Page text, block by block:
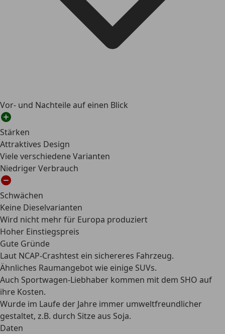
Vor- und Nachteile auf einen Blick
Stärken
Attraktives Design
Viele verschiedene Varianten
Niedriger Verbrauch
Schwächen
Keine Dieselvarianten
Wird nicht mehr für Europa produziert
Hoher Einstiegspreis
Gute Gründe
Laut NCAP-Crashtest ein sichereres Fahrzeug.
Ähnliches Raumangebot wie einige SUVs.
Auch Sportwagen-Liebhaber kommen mit dem SHO auf
ihre Kosten.
Wurde im Laufe der Jahre immer umweltfreundlicher
gestaltet, z.B. durch Sitze aus Soja.
Daten